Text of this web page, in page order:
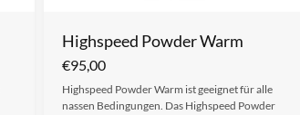
Highspeed Powder Warm
€95,00
Highspeed Powder Warm ist geeignet für alle
nassen Bedingungen. Das Highspeed Powder